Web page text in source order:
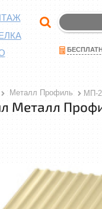
Металл Профиль МП-
Металл